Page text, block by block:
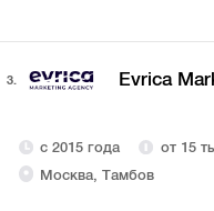
3. Evrica
с 2015 года
от 15
Москва, Тамбов